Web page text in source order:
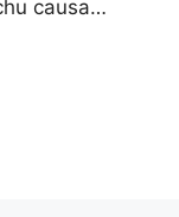
causa…